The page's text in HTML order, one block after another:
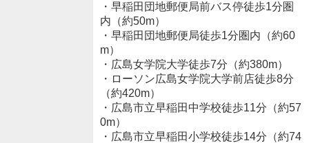
・早稲田団地郵便局前バス停徒歩1分圏
内（約50m）
・早稲田団地郵便局徒歩1分圏内（約60
m）
・広島女学院大学徒歩7分（約380m）
・ローソン広島女学院大学前店徒歩8分
（約420m）
・広島市立早稲田中学校徒歩11分（約57
0m）
・広島市立早稲田小学校徒歩14分（約74